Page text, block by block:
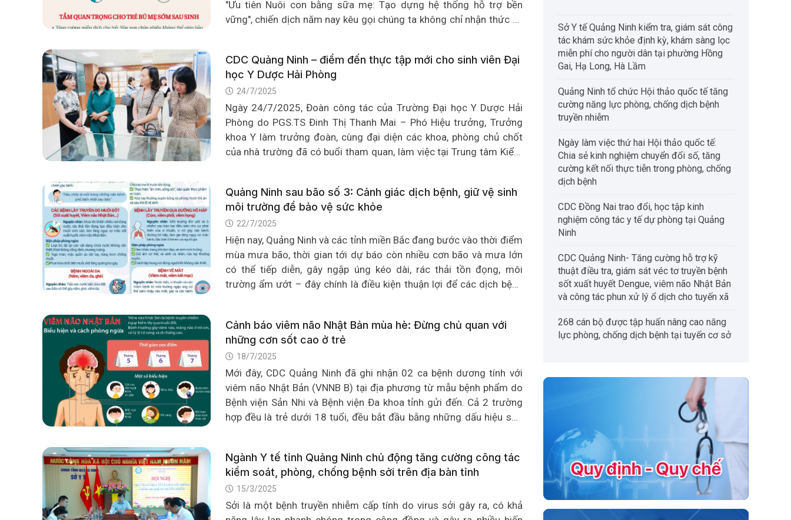
"Ưu tiên Nuôi con bằng sữa mẹ: Tạo dựng hệ thống hỗ trợ bền
vững", chiến dịch năm nay kêu gọi chúng ta không chỉ nhận thức về
CDC Quảng Ninh – điểm đến thực tập mới cho sinh viên Đại
học Y Dược Hải Phòng
24/7/2025
Ngày 24/7/2025, Đoàn công tác của Trường Đại học Y Dược Hải
Phòng do PGS.TS Đinh Thị Thanh Mai – Phó Hiệu trưởng, Trưởng
khoa Y làm trưởng đoàn, cùng đại diện các khoa, phòng chủ chốt
của nhà trường đã có buổi tham quan, làm việc tại Trung tâm Kiểm
tuyến tỉnh, góp phần nâng cao chất lượng đào tạo nhân lực ngành Y.
Quảng Ninh sau bão số 3: Cảnh giác dịch bệnh, giữ vệ sinh
môi trường để bảo vệ sức khỏe
22/7/2025
​​​​​​​Hiện nay, Quảng Ninh và các tỉnh miền Bắc đang bước vào thời điểm
mùa mưa bão, thời gian tới dự báo còn nhiều cơn bão và mưa lớn
có thể tiếp diễn, gây ngập úng kéo dài, rác thải tồn đọng, môi
trường ẩm ướt – đây chính là điều kiện thuận lợi để các dịch bệnh
Cảnh báo viêm não Nhật Bản mùa hè: Đừng chủ quan với
những cơn sốt cao ở trẻ
18/7/2025
Mới đây, CDC Quảng Ninh đã ghi nhận 02 ca bệnh dương tính với
viêm não Nhật Bản (VNNB B) tại địa phương từ mẫu bệnh phẩm do
Bệnh viện Sản Nhi và Bệnh viện Đa khoa tỉnh gửi đến. Cả 2 trường
hợp đều là trẻ dưới 18 tuổi, đều bắt đầu bằng những dấu hiệu sốt,
Đây cũng là tín hiệu cảnh báo bệnh viêm não Nhật Bản đang bước
vào mùa cao điểm, khi thời tiết nắng nóng xen kẽ mưa nhiều, tạo
điều kiện thuận lợi cho muỗi truyền bệnh phát triển.
Ngành Y tế tỉnh Quảng Ninh chủ động tăng cường công tác
kiểm soát, phòng, chống bệnh sởi trên địa bàn tỉnh
15/3/2025
Sởi là một bệnh truyền nhiễm cấp tính do virus sởi gây ra, có khả
Sở Y tế Quảng Ninh kiểm tra, giám sát công
tác khám sức khỏe định kỳ, khám sàng lọc
miễn phí cho người dân tại phường Hồng
Gai, Hạ Long, Hà Lầm
Quảng Ninh tổ chức Hội thảo quốc tế tăng
cường năng lực phòng, chống dịch bệnh
truyền nhiễm
Ngày làm việc thứ hai Hội thảo quốc tế:
Chia sẻ kinh nghiệm chuyển đổi số, tăng
cường kết nối thực tiễn trong phòng, chống
dịch bệnh
CDC Đồng Nai trao đổi, học tập kinh
nghiệm công tác y tế dự phòng tại Quảng
Ninh
CDC Quảng Ninh- Tăng cường hỗ trợ kỹ
thuật điều tra, giám sát véc tơ truyền bệnh
sốt xuất huyết Dengue, viêm não Nhật Bản
và công tác phun xử lý ổ dịch cho tuyến xã
268 cán bộ được tập huấn nâng cao năng
lực phòng, chống dịch bệnh tại tuyến cơ sở